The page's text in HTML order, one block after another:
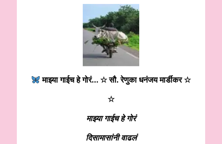
माझ्या गाईच हे गोरं…☆सौ. रेणुका धनंजय मार्डीकर☆
☆
माझ्या गाईच हे गोरं
दिसामासांनी वाढलं